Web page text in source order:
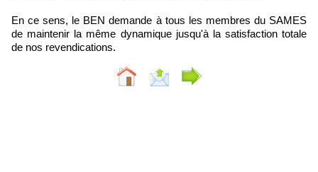
En ce sens, le BEN demande à tous les membres du SAMES
de maintenir la même dynamique jusqu'à la satisfaction totale
de nos revendications.